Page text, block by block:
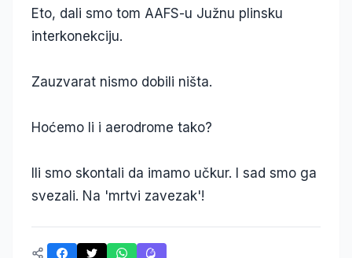
Eto, dali smo tom AAFS-u Južnu plinsku
interkonekciju.
Zauzvarat nismo dobili ništa.
Hoćemo li i aerodrome tako?
Ili smo skontali da imamo učkur. I sad smo ga
svezali. Na 'mrtvi zavezak'!